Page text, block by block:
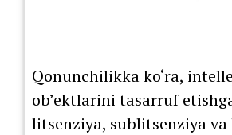
Qonunchilikka ko‘ra,
ob’ektlarini tasarruf
litsenziya, sublitsenziya